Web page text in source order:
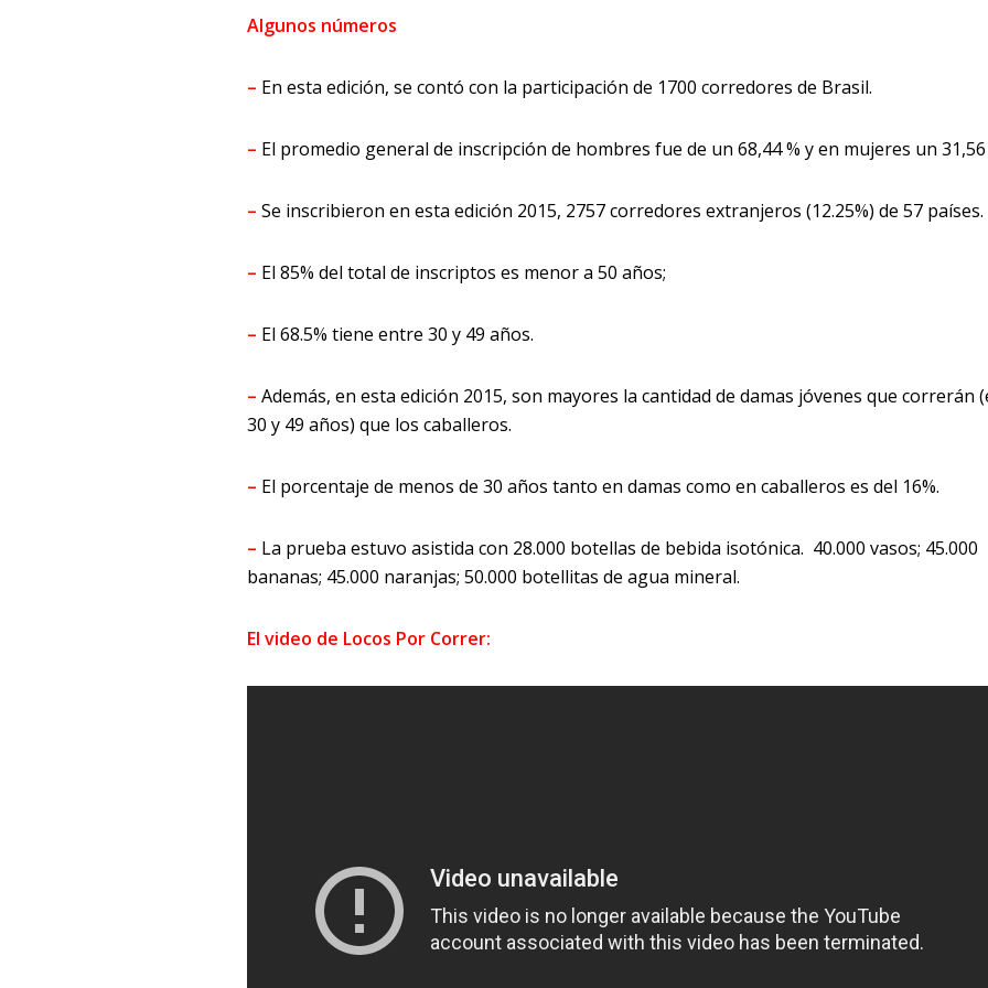
Algunos números
– En esta edición, se contó con la participación de 1700 corredores de Brasil.
– El promedio general de inscripción de hombres fue de un 68,44 % y en mujeres un 31,56
– Se inscribieron en esta edición 2015, 2757 corredores extranjeros (12.25%) de 57 países.
– El 85% del total de inscriptos es menor a 50 años;
– El 68.5% tiene entre 30 y 49 años.
– Además, en esta edición 2015, son mayores la cantidad de damas jóvenes que correrán
30 y 49 años) que los caballeros.
– El porcentaje de menos de 30 años tanto en damas como en caballeros es del 16%.
– La prueba estuvo asistida con 28.000 botellas de bebida isotónica. 40.000 vasos; 45.000
bananas; 45.000 naranjas; 50.000 botellitas de agua mineral.
El video de Locos Por Correr: